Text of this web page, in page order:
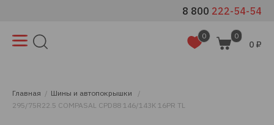
8 800 222-54-54
0 0
0 ₽
Главная
Шины и автопокрышки
295/75R22.5 COMPASAL CPD88 146/143K 16PR TL